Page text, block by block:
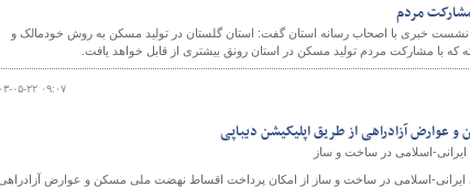
مردم
خبری با اصحاب رسانه استان گفت: استان گلستان در تولید مسکن به روش خودمالک و
که با مشارکت مردم تولید مسکن در استان رونق بیشتری از قابل خواهد یافت.
۱۴۰۳-۰۵-۲۲
آزادراهی از طریق اپلیکیشن دیباپی
اسلامی در ساخت و ساز
ایرانی-اسلامی در ساخت و ساز از امکان پرداخت اقساط نهضت ملی مسکن و عوارض